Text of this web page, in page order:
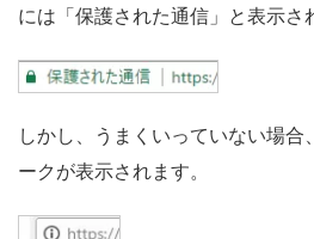
には「保護された通信」と表示さ
しかし、うまくいっていない場
ークが表示されます。